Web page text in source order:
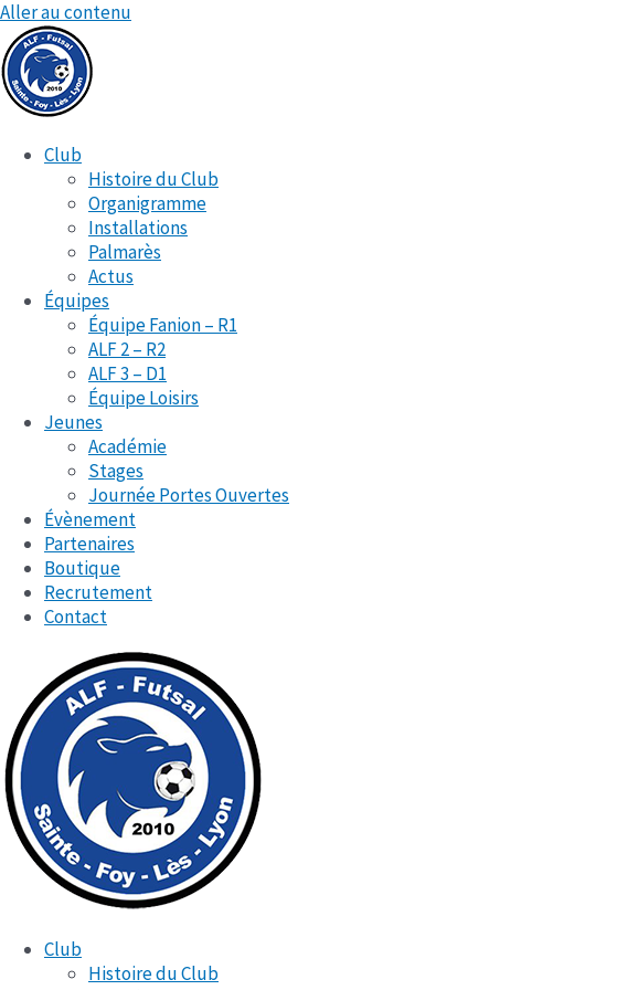
Aller au contenu
Club
Histoire du Club
Organigramme
Installations
Palmarès
Actus
Équipes
Équipe Fanion – R1
ALF 2 – R2
ALF 3 – D1
Équipe Loisirs
Jeunes
Académie
Stages
Journée Portes Ouvertes
Évènement
Partenaires
Boutique
Recrutement
Contact
Club
Histoire du Club